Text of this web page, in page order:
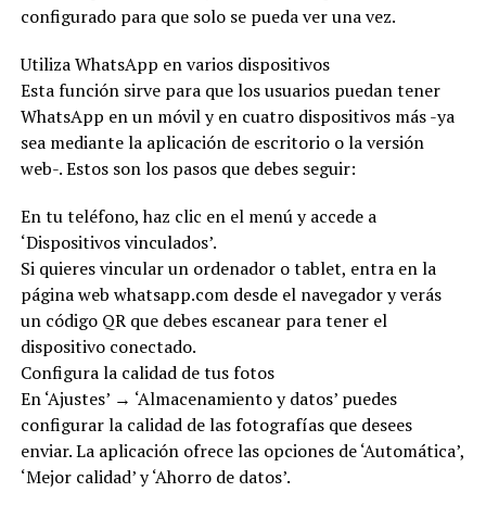
configurado para que solo se pueda ver una vez.
Utiliza WhatsApp en varios dispositivos
Esta función sirve para que los usuarios puedan tener
WhatsApp en un móvil y en cuatro dispositivos más -ya
sea mediante la aplicación de escritorio o la versión
web-. Estos son los pasos que debes seguir:
En tu teléfono, haz clic en el menú y accede a
‘Dispositivos vinculados’.
​Si quieres vincular un ordenador o tablet, entra en la
página web whatsapp.com desde el navegador y verás
un código QR que debes escanear para tener el
dispositivo conectado.
Configura la calidad de tus fotos
En ‘Ajustes’ → ‘Almacenamiento y datos’ puedes
configurar la calidad de las fotografías que desees
enviar. La aplicación ofrece las opciones de ‘Automática’,
‘Mejor calidad’ y ‘Ahorro de datos’.